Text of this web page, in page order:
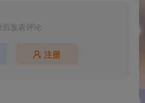
后发表评论
注册